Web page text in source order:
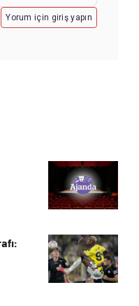
Yorum için giriş yapın